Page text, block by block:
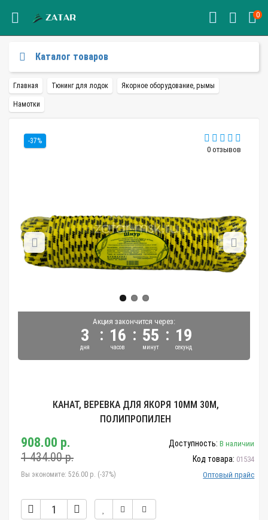
0
Каталог товаров
Главная Тюнинг для лодок Якорное оборудование, рымы
Намотки
-37%
0 отзывов
Акция закончится через:
3
дня
: 16
часов
: 55
минут
: 19
секунд
КАНАТ, ВЕРЕВКА ДЛЯ ЯКОРЯ 10ММ 30М,
ПОЛИПРОПИЛЕН
908.00 р.
1 434.00 р.
Вы экономите: 526.00 р. (-37%)
Доступность: В наличии
Код товара: 01534
Оптовый прайс